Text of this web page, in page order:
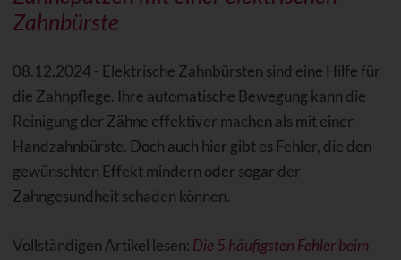
Zahnbürste
08.12.2024 - Elektrische Zahnbürsten sind eine Hilfe für
die Zahnpflege. Ihre automatische Bewegung kann die
Reinigung der Zähne effektiver machen als mit einer
Handzahnbürste. Doch auch hier gibt es Fehler, die den
gewünschten Effekt mindern oder sogar der
Zahngesundheit schaden können.
Vollständigen Artikel lesen: Die 5 häufigsten Fehler beim